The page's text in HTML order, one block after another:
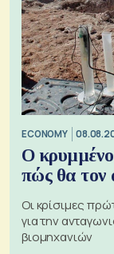
ECONOMY
Ο
πώς θα τον
Οι κρίσιμες
για την
βιομηχανιών